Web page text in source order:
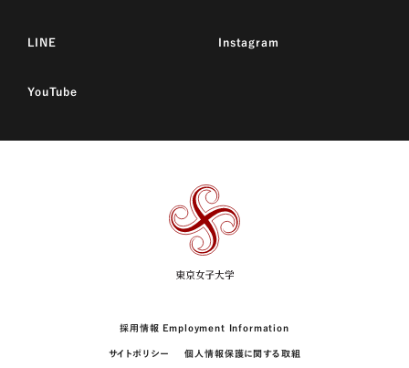
LINE Instagram
YouTube
東
採用情報 Employment Information
サイトポリシー 個人情報保護に関する取組